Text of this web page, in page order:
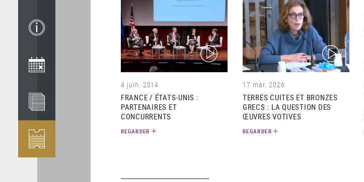
(video)
4 juin. 2014
FRANCE / ÉTATS-UNIS :
PARTENAIRES ET
CONCURRENTS
REGARDER
(video)
17 mar. 2026
TERRES CUITES ET BRONZES
GRECS : LA QUESTION DES
ŒUVRES VOTIVES
REGARDER